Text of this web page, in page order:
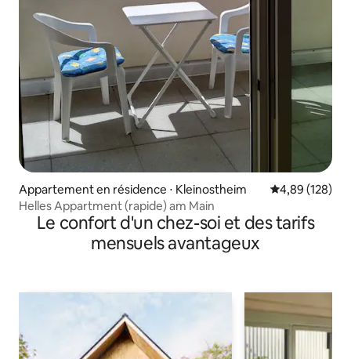
Appartement en résidence ⋅ Kleinostheim Évaluation
4,89 (128)
Helles Appartment (rapide) am Main
Le confort d'un chez-soi et des tarifs
mensuels avantageux